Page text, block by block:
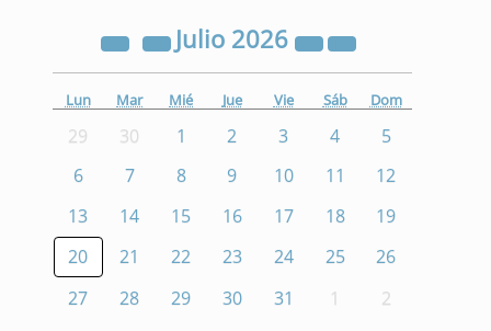
Julio 2026
Lun Mar Mié Jue Vie Sáb Dom
29 30 1 2 3 4
5
6
7 8 9 10 11
12
13
14 15 16 17 18
19
20
21 22 23 24 25
26
27
28 29 30 31 1 2